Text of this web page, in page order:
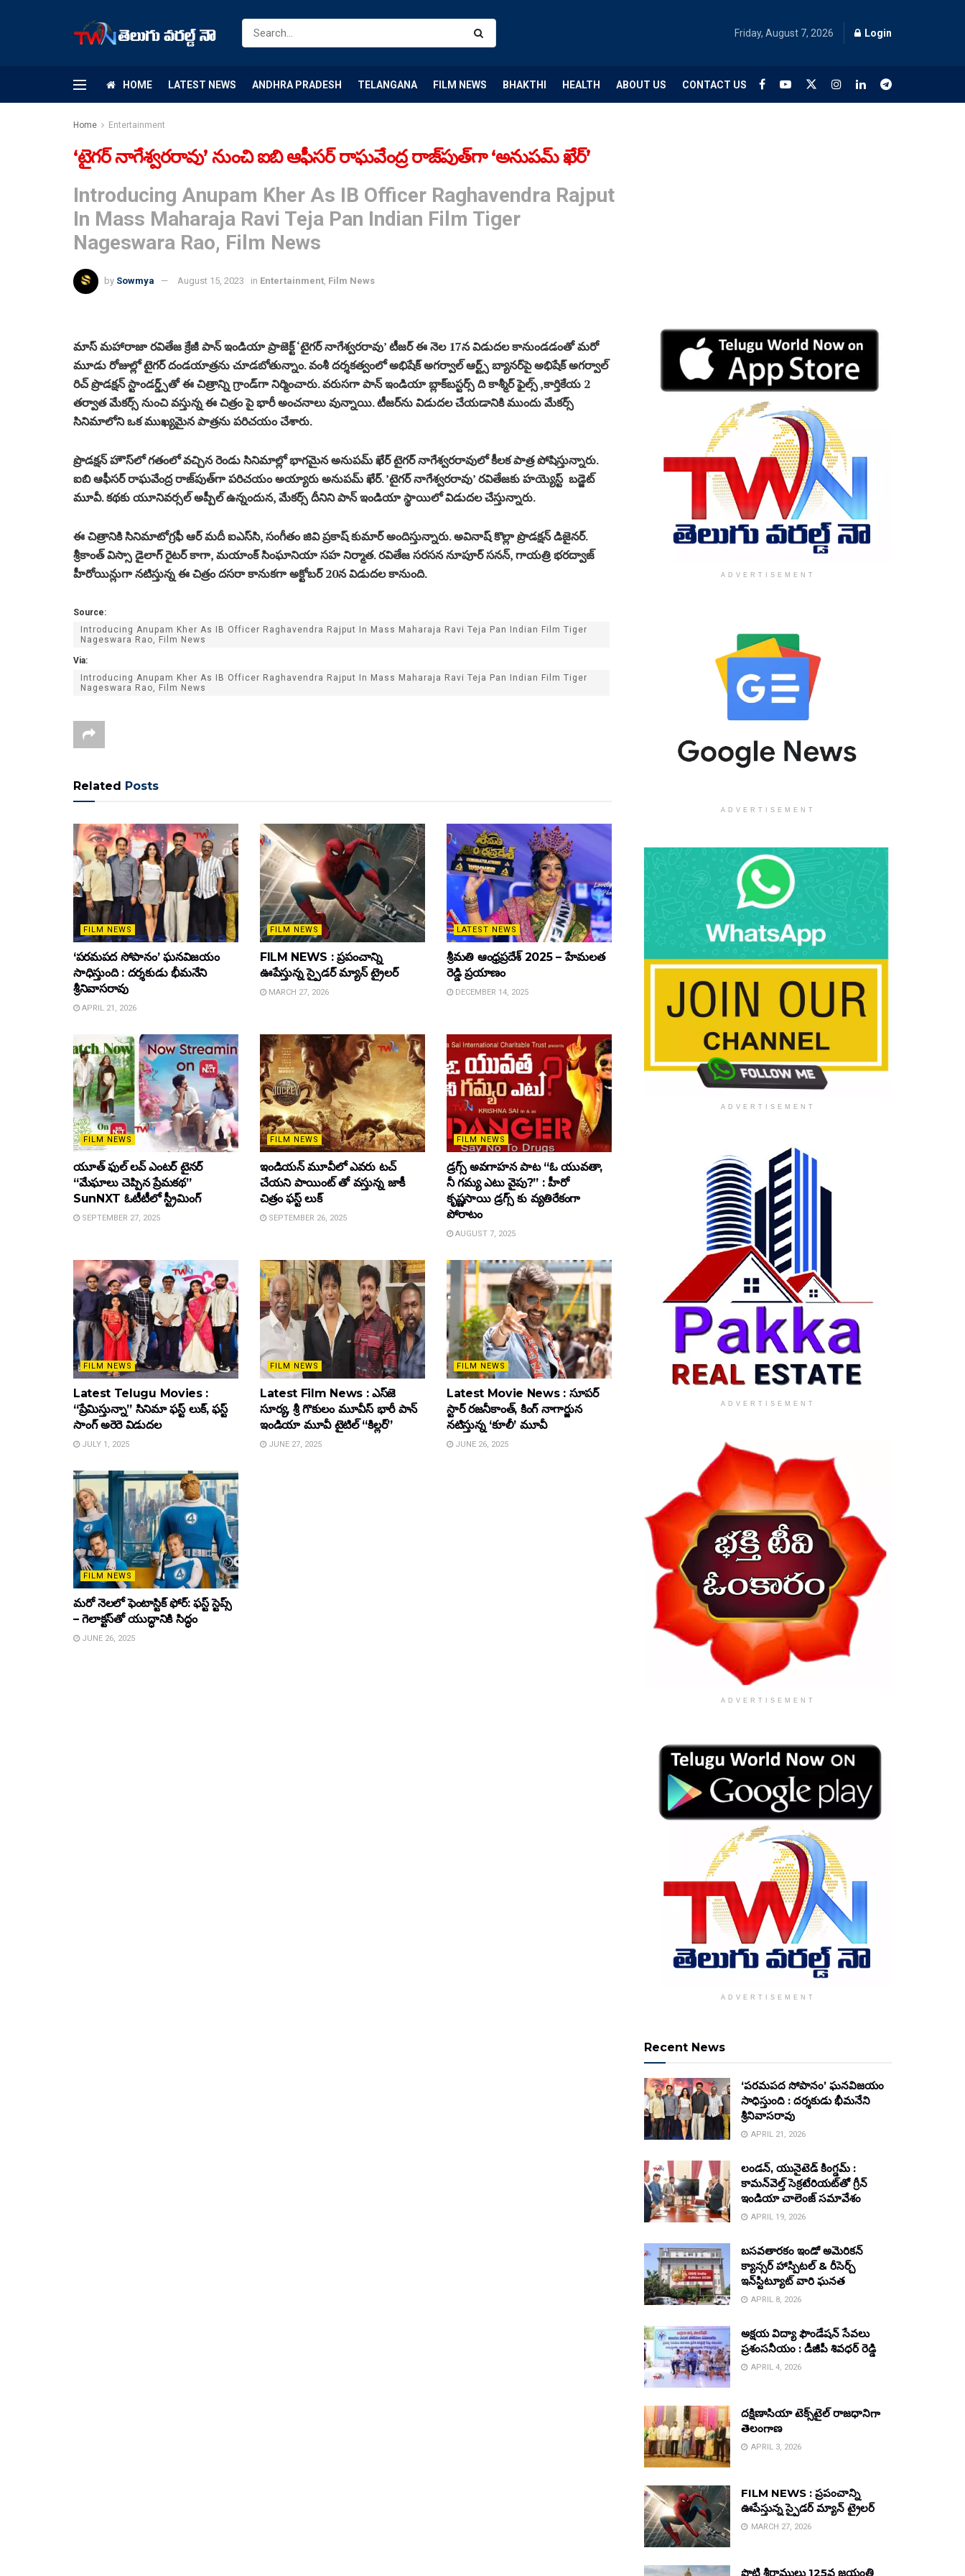
Friday, August 7, 2026 Login
HOME LATEST NEWS ANDHRA PRADESH TELANGANA FILM NEWS BHAKTHI HEALTH ABOUT US CONTACT US
Home Entertainment
‘టైగర్ నాగేశ్వరరావు’ నుంచి ఐబి ఆఫీసర్ రాఘవేంద్ర రాజ్‌పుత్‌గా ‘అనుపమ్ ఖేర్‌’
Introducing Anupam Kher As IB Officer Raghavendra Rajput
In Mass Maharaja Ravi Teja Pan Indian Film Tiger
Nageswara Rao, Film News
by Sowmya August 15, 2023 in Entertainment, Film News
మాస్ మహారాజా రవితేజ క్రేజీ పాన్ ఇండియా ప్రాజెక్ట్ ‘టైగర్ నాగేశ్వరరావు’ టీజర్ ఈ నెల 17న విడుదల కానుండడంతో మరో
మూడు రోజుల్లో టైగర్ దండయాత్రను చూడబోతున్నాం. వంశీ దర్శకత్వంలో అభిషేక్ అగర్వాల్ ఆర్ట్స్ బ్యానర్‌పై అభిషేక్ అగర్వాల్
రిచ్ ప్రొడక్షన్ స్టాండర్డ్స్‌తో ఈ చిత్రాన్ని గ్రాండ్‌గా నిర్మించారు. వరుసగా పాన్ ఇండియా బ్లాక్‌బస్టర్స్ ది కాశ్మీర్ ఫైల్స్ ,కార్తికేయ 2
తర్వాత మేకర్స్ నుంచి వస్తున్న ఈ చిత్రం పై భారీ అంచనాలు వున్నాయి. టీజర్‌ను విడుదల చేయడానికి ముందు మేకర్స్
సినిమాలోని ఒక ముఖ్యమైన పాత్రను పరిచయం చేశారు.
ప్రొడక్షన్ హౌస్‌లో గతంలో వచ్చిన రెండు సినిమాల్లో భాగమైన అనుపమ్ ఖేర్ టైగర్ నాగేశ్వరరావులో కీలక పాత్ర పోషిస్తున్నారు.
ఐబి ఆఫీసర్ రాఘవేంద్ర రాజ్‌పుత్‌గా పరిచయం అయ్యారు అనుపమ్ ఖేర్. ’టైగర్ నాగేశ్వరరావు’ రవితేజకు హయ్యెస్ట్ బడ్జెట్‌
మూవీ. కథకు యూనివర్సల్ అప్పీల్ ఉన్నందున, మేకర్స్ దీనిని పాన్ ఇండియా స్థాయిలో విడుదల చేస్తున్నారు.
ఈ చిత్రానికి సినిమాటోగ్రఫీ ఆర్‌ మదీ ఐఎస్‌సి, సంగీతం జివి ప్రకాష్‌ కుమార్‌ అందిస్తున్నారు. అవినాష్ కొల్లా ప్రొడక్షన్ డిజైనర్.
శ్రీకాంత్ విస్సా డైలాగ్ రైటర్ కాగా, మయాంక్ సింఘానియా సహ నిర్మాత. రవితేజ సరసన నూపూర్ సనన్, గాయత్రి భరద్వాజ్
హీరోయిన్లుగా నటిస్తున్న ఈ చిత్రం దసరా కానుకగా అక్టోబర్ 20న విడుదల కానుంది.
Source:
Introducing Anupam Kher As IB Officer Raghavendra Rajput In Mass Maharaja Ravi Teja Pan Indian Film Tiger
Nageswara Rao, Film News
Via:
Introducing Anupam Kher As IB Officer Raghavendra Rajput In Mass Maharaja Ravi Teja Pan Indian Film Tiger
Nageswara Rao, Film News
Related Posts
FILM NEWS
‘పరమపద సోపానం’ ఘనవిజయం
సాధిస్తుంది : దర్శకుడు భీమనేని
శ్రీనివాసరావు
APRIL 21, 2026
FILM NEWS
FILM NEWS : ప్రపంచాన్ని
ఊపేస్తున్న స్పైడర్ మ్యాన్ ట్రైలర్
MARCH 27, 2026
LATEST NEWS
శ్రీమతి ఆంధ్రప్రదేశ్ 2025 – హేమలత
రెడ్డి ప్రయాణం
DECEMBER 14, 2025
FILM NEWS
యూత్ ఫుల్ లవ్ ఎంటర్ టైనర్
“మేఘాలు చెప్పిన ప్రేమకథ”
SunNXT ఓటీటీలో స్ట్రీమింగ్
SEPTEMBER 27, 2025
FILM NEWS
ఇండియన్ మూవీలో ఎవరు టచ్
చేయని పాయింట్ తో వస్తున్న జాకీ
చిత్రం ఫస్ట్ లుక్
SEPTEMBER 26, 2025
FILM NEWS
డ్రగ్స్ అవగాహన పాట “ఓ యువతా,
నీ గమ్య ఎటు వైపు?” : హీరో
కృష్ణసాయి డ్రగ్స్ కు వ్యతిరేకంగా
పోరాటం
AUGUST 7, 2025
FILM NEWS
Latest Telugu Movies :
“ప్రేమిస్తున్నా” సినిమా ఫస్ట్ లుక్, ఫస్ట్
సాంగ్ అరెరె విడుదల
JULY 1, 2025
FILM NEWS
Latest Film News : ఎస్‌జె
సూర్య, శ్రీ గొకులం మూవీస్‌ భారీ పాన్‌
ఇండియా మూవీ టైటిల్ “కిల్లర్”
JUNE 27, 2025
FILM NEWS
Latest Movie News : సూపర్
స్టార్ రజనీకాంత్, కింగ్ నాగార్జున
నటిస్తున్న ‘కూలీ’ మూవీ
JUNE 26, 2025
FILM NEWS
మరో నెలలో ఫెంటాస్టిక్ ఫోర్: ఫస్ట్ స్టెప్స్
– గెలాక్టస్‌తో యుద్ధానికి సిద్ధం
JUNE 26, 2025
ADVERTISEMENT
ADVERTISEMENT
ADVERTISEMENT
ADVERTISEMENT
ADVERTISEMENT
ADVERTISEMENT
Recent News
‘పరమపద సోపానం’ ఘనవిజయం
సాధిస్తుంది : దర్శకుడు భీమనేని
శ్రీనివాసరావు
APRIL 21, 2026
లండన్, యునైటెడ్ కింగ్డమ్ :
కామన్‌వెల్త్ సెక్రటేరియట్‌తో గ్రీన్
ఇండియా చాలెంజ్ సమావేశం
APRIL 19, 2026
బసవతారకం ఇండో అమెరికన్
క్యాన్సర్ హాస్పిటల్ & రీసెర్చ్
ఇన్‌స్టిట్యూట్ వారి ఘనత
APRIL 8, 2026
అక్షయ విద్యా ఫౌండేషన్ సేవలు
ప్రశంసనీయం : డీజీపీ శివధర్ రెడ్డి
APRIL 4, 2026
దక్షిణాసియా టెక్స్‌టైల్ రాజధానిగా
తెలంగాణ
APRIL 3, 2026
FILM NEWS : ప్రపంచాన్ని
ఊపేస్తున్న స్పైడర్ మ్యాన్ ట్రైలర్
MARCH 27, 2026
పొట్టి శ్రీరాములు 125వ జయంతి